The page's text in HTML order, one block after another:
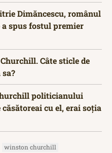
Dimăncescu, românul
spus fostul premier
Câte sticle de
politicianului
căsătoreai cu el, erai soția
winston churchill